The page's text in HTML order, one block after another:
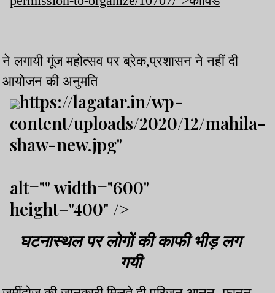
ने लगायी गूंज महोत्सव पर ब्रेक,प्रशासन ने नहीं दी
आयोजन की अनुमति
https://lagatar.in/wp-
content/uploads/2020/12/mahila-
shaw-new.jpg"
alt="" width="600"
height="400" />
घटनास्थल पर लोगों की काफी भीड़ लग
गयी